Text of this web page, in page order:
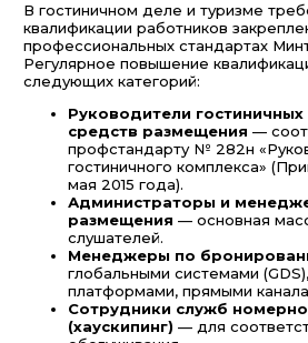
В гостиничном деле и туризме
квалификации работников
профессиональных стандартах
Регулярное повышение
следующих категорий:
Руководители
средств размещения —
профстандарту № 282н
гостиничного комплекса»
мая 2015 года).
Администраторы и
размещения — основная
слушателей.
Менеджеры по
глобальными системами
платформами, прямыми
Сотрудники служб
(хаускипинг) — для